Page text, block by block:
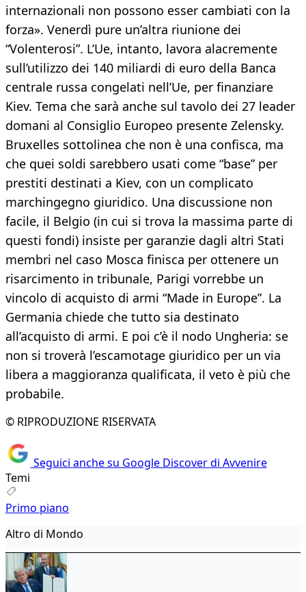
internazionali non possono esser cambiati con la
forza». Venerdì pure un’altra riunione dei
“Volenterosi”. L’Ue, intanto, lavora alacremente
sull’utilizzo dei 140 miliardi di euro della Banca
centrale russa congelati nell’Ue, per finanziare
Kiev. Tema che sarà anche sul tavolo dei 27 leader
domani al Consiglio Europeo presente Zelensky.
Bruxelles sottolinea che non è una confisca, ma
che quei soldi sarebbero usati come “base” per
prestiti destinati a Kiev, con un complicato
marchingegno giuridico. Una discussione non
facile, il Belgio (in cui si trova la massima parte di
questi fondi) insiste per garanzie dagli altri Stati
membri nel caso Mosca finisca per ottenere un
risarcimento in tribunale, Parigi vorrebbe un
vincolo di acquisto di armi “Made in Europe”. La
Germania chiede che tutto sia destinato
all’acquisto di armi. E poi c’è il nodo Ungheria: se
non si troverà l’escamotage giuridico per un via
libera a maggioranza qualificata, il veto è più che
probabile.
© RIPRODUZIONE RISERVATA
Seguici anche su Google Discover di Avvenire
Temi
Primo piano
Altro di Mondo